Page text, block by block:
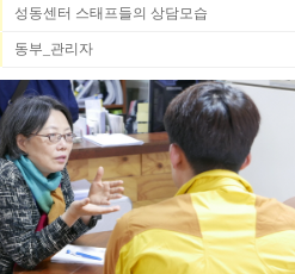
성동센터 스태프들의 상담모습
동부_관리자